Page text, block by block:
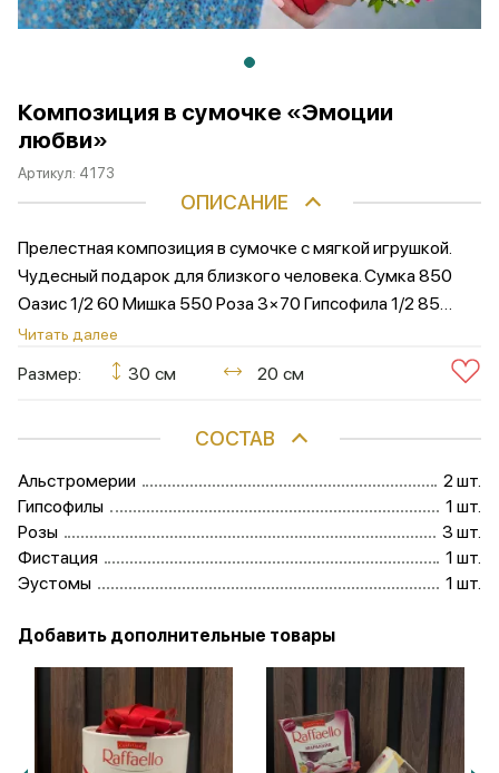
Композиция в сумочке «Эмоции
любви»
Артикул: 4173
ОПИСАНИЕ
Прелестная композиция в сумочке с мягкой игрушкой.
Чудесный подарок для близкого человека. Сумка 850
Оазис 1/2 60 Мишка 550 Роза 3×70 Гипсофила 1/2 85
Альстромерия 2×150 Фисташка 1×40 Эустома 1/2 165
Читать далее
Размер: 30 см 20 см
СОСТАВ
Альстромерии
2 шт.
Гипсофилы
1 шт.
Розы
3 шт.
Фистация
1 шт.
Эустомы
1 шт.
Добавить дополнительные товары